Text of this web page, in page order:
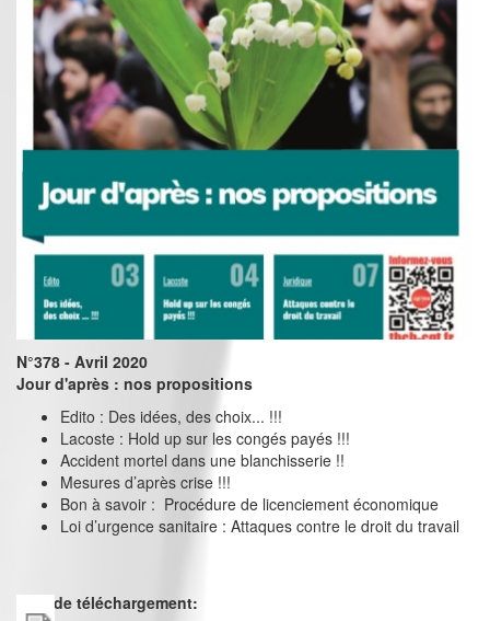
N°378 - Avril 2020
Jour d'après : nos propositions
Edito : Des idées, des choix... !!!
Lacoste : Hold up sur les congés payés !!!
Accident mortel dans une blanchisserie !!
Mesures d’après crise !!!
Bon à savoir : Procédure de licenciement économique
Loi d’urgence sanitaire : Attaques contre le droit du travail
Lien de téléchargement: